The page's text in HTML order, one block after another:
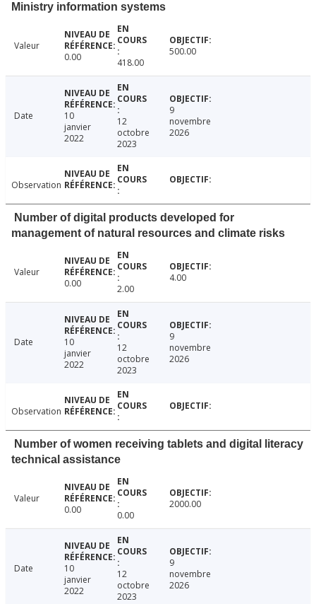
Ministry information systems
Valeur
0.00
418.00
500.00
Date
10
janvier
2022
12
octobre
2023
9
novembre
2026
Observation
Number of digital products developed for
management of natural resources and climate risks
Valeur
0.00
2.00
4.00
Date
10
janvier
2022
12
octobre
2023
9
novembre
2026
Observation
Number of women receiving tablets and digital literacy
technical assistance
Valeur
0.00
0.00
2000.00
Date
10
janvier
2022
12
octobre
2023
9
novembre
2026